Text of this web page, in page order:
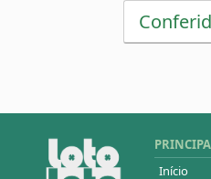
Início